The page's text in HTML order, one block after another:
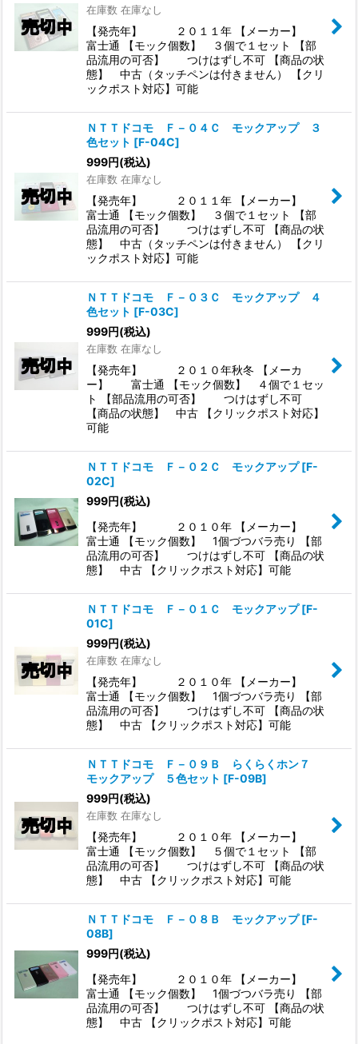
在庫数 在庫なし
【発売年】 ２０１１年 【メーカー】
富士通 【モック個数】 ３個で１セット 【部
品流用の可否】 つけはずし不可 【商品の状
態】 中古（タッチペンは付きません） 【クリ
ックポスト対応】可能
ＮＴＴドコモ Ｆ－０４Ｃ モックアップ ３
色セット [F-04C]
999円(税込)
在庫数 在庫なし
【発売年】 ２０１１年 【メーカー】
富士通 【モック個数】 ３個で１セット 【部
品流用の可否】 つけはずし不可 【商品の状
態】 中古（タッチペンは付きません） 【クリ
ックポスト対応】可能
ＮＴＴドコモ Ｆ－０３Ｃ モックアップ ４
色セット [F-03C]
999円(税込)
在庫数 在庫なし
【発売年】 ２０１０年秋冬 【メーカ
ー】 富士通 【モック個数】 ４個で１セッ
ト 【部品流用の可否】 つけはずし不可
【商品の状態】 中古 【クリックポスト対応】
可能
ＮＴＴドコモ Ｆ－０２Ｃ モックアップ [F-
02C]
999円(税込)
【発売年】 ２０１０年 【メーカー】
富士通 【モック個数】 1個づつバラ売り 【部
品流用の可否】 つけはずし不可 【商品の状
態】 中古 【クリックポスト対応】可能
ＮＴＴドコモ Ｆ－０１Ｃ モックアップ [F-
01C]
999円(税込)
在庫数 在庫なし
【発売年】 ２０１０年 【メーカー】
富士通 【モック個数】 1個づつバラ売り 【部
品流用の可否】 つけはずし不可 【商品の状
態】 中古 【クリックポスト対応】可能
ＮＴＴドコモ Ｆ－０９Ｂ らくらくホン７
モックアップ ５色セット [F-09B]
999円(税込)
在庫数 在庫なし
【発売年】 ２０１０年 【メーカー】
富士通 【モック個数】 ５個で１セット 【部
品流用の可否】 つけはずし不可 【商品の状
態】 中古 【クリックポスト対応】可能
ＮＴＴドコモ Ｆ－０８Ｂ モックアップ [F-
08B]
999円(税込)
【発売年】 ２０１０年 【メーカー】
富士通 【モック個数】 1個づつバラ売り 【部
品流用の可否】 つけはずし不可 【商品の状
態】 中古 【クリックポスト対応】可能